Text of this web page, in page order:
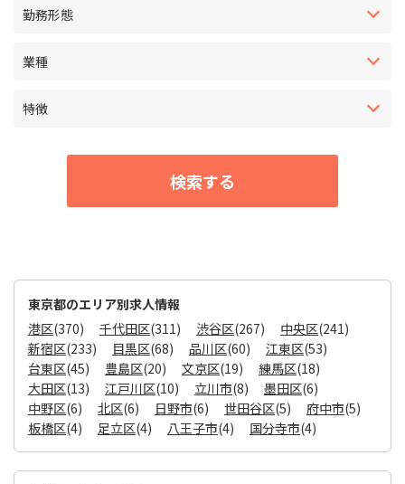
勤務形態
業種
特徴
東京都のエリア別求人情報
港区(370) 千代田区(311) 渋谷区(267) 中央区(241)
新宿区(233) 目黒区(68) 品川区(60) 江東区(53)
台東区(45) 豊島区(20) 文京区(19) 練馬区(18)
大田区(13) 江戸川区(10) 立川市(8) 墨田区(6)
中野区(6) 北区(6) 日野市(6) 世田谷区(5) 府中市(5)
板橋区(4) 足立区(4) 八王子市(4) 国分寺市(4)